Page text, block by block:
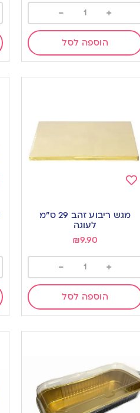
+
-
הוספה לסל
wishlist
מגש ריבוע זהב 29 ס”מ
לעוגה
₪9.90
+
-
הוספה לסל